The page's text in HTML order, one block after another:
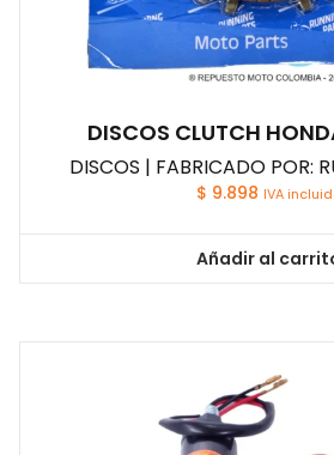
DISCOS CLUTCH
DISCOS | FABRICADO POR:
$ 9.898 IVA
Añadir al